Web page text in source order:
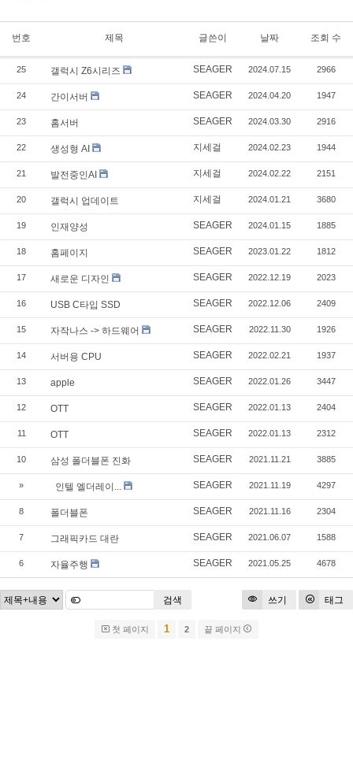
번호 제목 글쓴이 날짜 조회 수
25 갤럭시 Z6시리즈 SEAGER 2024.07.15 2966
24 간이서버 SEAGER 2024.04.20 1947
23 홈서버 SEAGER 2024.03.30 2916
22 생성형 AI 지세걸 2024.02.23 1944
21 발전중인AI 지세걸 2024.02.22 2151
20 갤럭시 업데이트 지세걸 2024.01.21 3680
19 인재양성 SEAGER 2024.01.15 1885
18 홈페이지 SEAGER 2023.01.22 1812
17 새로운 디자인 SEAGER 2022.12.19 2023
16 USB C타입 SSD SEAGER 2022.12.06 2409
15 자작나스 -> 하드웨어 SEAGER 2022.11.30 1926
14 서버용 CPU SEAGER 2022.02.21 1937
13 apple SEAGER 2022.01.26 3447
12 OTT SEAGER 2022.01.13 2404
11 OTT SEAGER 2022.01.13 2312
10 삼성 폴더블폰 진화 SEAGER 2021.11.21 3885
» 인텔 엘더레이... SEAGER 2021.11.19 4297
8 폴더블폰 SEAGER 2021.11.16 2304
7 그래픽카드 대란 SEAGER 2021.06.07 1588
6 자율주행 SEAGER 2021.05.25 4678
쓰기 태그
검색
첫 페이지 1 2 끝 페이지